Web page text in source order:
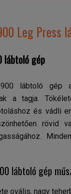
Leg Press
lábtoló gép
lábtoló gép
a tagja.
és vádli
rövid
lábtoló gép
ovális, nagy